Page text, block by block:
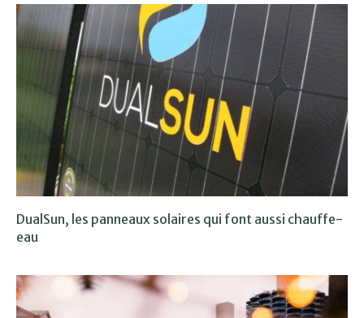
DualSun, les panneaux solaires qui font aussi chauffe-
eau